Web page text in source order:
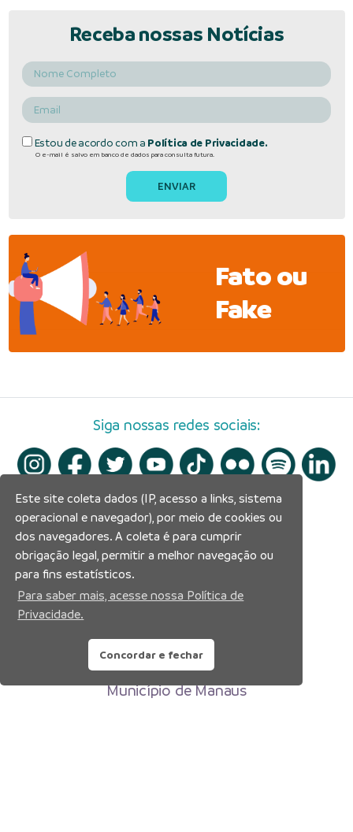
Receba nossas Notícias
Estou de acordo com a Política de Privacidade.
O e-mail é salvo em banco de dados para consulta futura.
Fato ou
Fake
Siga nossas redes sociais:
Prefeitura Municipal de Manaus
Município de Manaus
Este site coleta dados (IP, acesso a links, sistema
operacional e navegador), por meio de cookies ou
dos navegadores. A coleta é para cumprir
obrigação legal, permitir a melhor navegação ou
para fins estatísticos.
Para saber mais, acesse nossa Política de
Privacidade.
Concordar e fechar